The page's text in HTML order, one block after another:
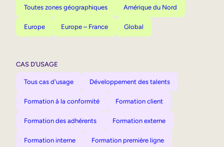
Toutes zones géographiques Amérique du Nord
Europe Europe – France Global
CAS D’USAGE
Tous cas d'usage Développement des talents
Formation à la conformité Formation client
Formation des adhérents Formation externe
Formation interne Formation première ligne